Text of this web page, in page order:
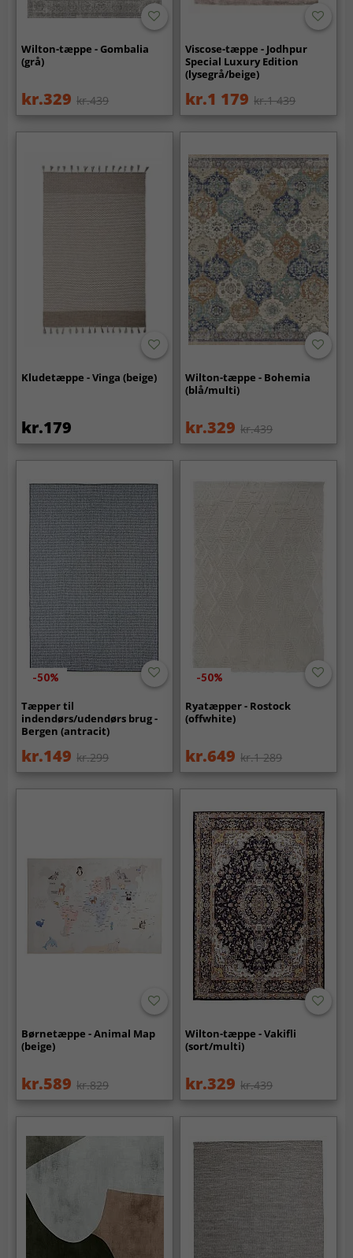
Wilton-tæppe - Gombalia
(grå)
kr.329 kr.439
Viscose-tæppe - Jodhpur
Special Luxury Edition
(lysegrå/beige)
kr.1 179 kr.1 439
Kludetæppe - Vinga (beige)
kr.179
Wilton-tæppe - Bohemia
(blå/multi)
kr.329 kr.439
-50%
Tæpper til
indendørs/udendørs brug -
Bergen (antracit)
kr.149 kr.299
-50%
Ryatæpper - Rostock
(offwhite)
kr.649 kr.1 289
Børnetæppe - Animal Map
(beige)
kr.589 kr.829
Wilton-tæppe - Vakifli
(sort/multi)
kr.329 kr.439